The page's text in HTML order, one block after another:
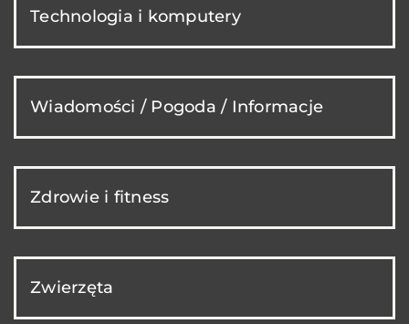
Technologia i komputery
Wiadomości / Pogoda / Informacje
Zdrowie i fitness
Zwierzęta